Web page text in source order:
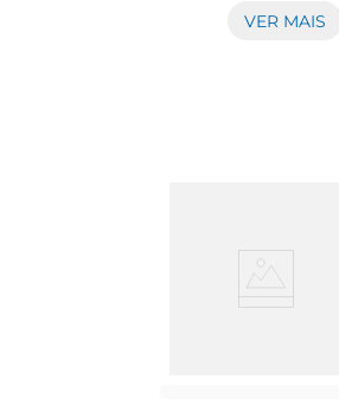
proporciona uma
Além disso, a fórmula é
VER MAIS